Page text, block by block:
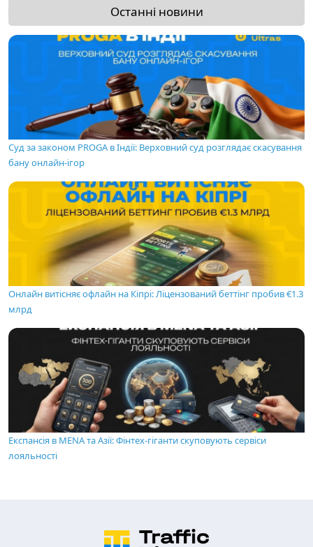
Останні новини
Суд за законом PROGA в Індії: Верховний суд розглядає скасування
бану онлайн-ігор
Онлайн витісняє офлайн на Кіпрі: Ліцензований беттінг пробив €1.3
млрд
Експансія в MENA та Азії: Фінтех-гіганти скуповують сервіси
лояльності